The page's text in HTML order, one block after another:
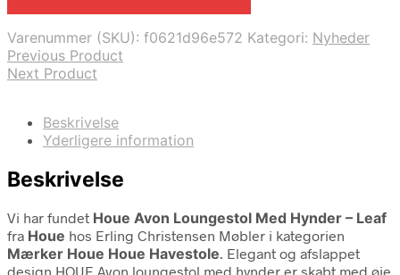
Varenummer (SKU): f0621d96e572 Kategori: Nyheder
Previous Product
Next Product
Beskrivelse
Yderligere information
Beskrivelse
Vi har fundet Houe Avon Loungestol Med Hynder – Leaf
fra Houe hos Erling Christensen Møbler i kategorien
Mærker Houe Houe Havestole. Elegant og afslappet
design HOUE Avon loungestol med hynder er skabt med øje